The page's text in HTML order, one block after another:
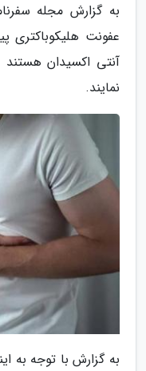
به گزارش مجله
عفونت هلیکوباکتری
آنتی اکسیدان
نمایند.
به گزارش با توجه به